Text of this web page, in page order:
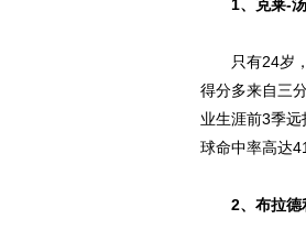
1、克莱-汤
只有24岁，
得分多来自三
业生涯前3季
球命中率高达
2、布拉德